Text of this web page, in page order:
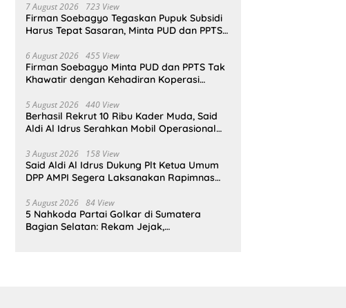
7 August 2026 723 View
Firman Soebagyo Tegaskan Pupuk Subsidi
Harus Tepat Sasaran, Minta PUD dan PPTS
6 August 2026 455 View
Firman Soebagyo Minta PUD dan PPTS Tak
Khawatir dengan Kehadiran Koperasi
5 August 2026 440 View
Berhasil Rekrut 10 Ribu Kader Muda, Said
Aldi Al Idrus Serahkan Mobil Operasional
3 August 2026 158 View
Said Aldi Al Idrus Dukung Plt Ketua Umum
DPP AMPI Segera Laksanakan Rapimnas
5 August 2026 84 View
5 Nahkoda Partai Golkar di Sumatera
Bagian Selatan: Rekam Jejak,